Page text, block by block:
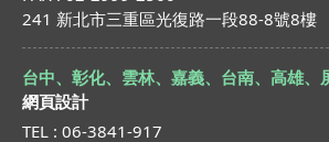
241 新北市三重區光復路一段88-8號8樓
台中、彰化、雲林、嘉義、台南、高雄、
網頁設計
TEL : 06-3841-917